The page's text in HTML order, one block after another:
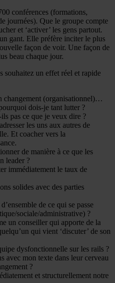
conférences (formations,
journées). Que le groupe compte
et ‘activer’ les gens partout.
gant. Elle préfère inciter le plus
façon de voir. Une façon de
beau chaque jour.
souhaitez un effet réel et rapide
changement (organisationnel)…
dois-je tant lutter ?
pas ce que je veux dire ?
les uns aux autres de
Et coacher vers la
de manière à ce que les
leader ?
immédiatement le taux de
solides avec des parties
de ce qui se passe
sociale/administrative) ?
un conseiller qui apporte de la
qui vient ‘discuter’ de son
dysfonctionnelle sur les rails ?
avec mon texte dans leur cerveau
?
et structurellement notre